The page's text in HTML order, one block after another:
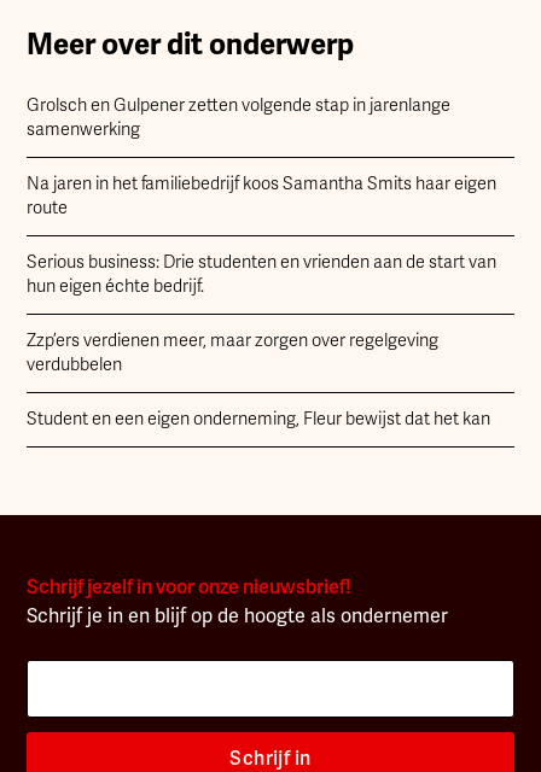
Meer over dit onderwerp
Grolsch en Gulpener zetten volgende stap in jarenlange
samenwerking
Na jaren in het familiebedrijf koos Samantha Smits haar eigen
route
Serious business: Drie studenten en vrienden aan de start van
hun eigen échte bedrijf.
Zzp’ers verdienen meer, maar zorgen over regelgeving
verdubbelen
Student en een eigen onderneming, Fleur bewijst dat het kan
Schrijf jezelf in voor onze nieuwsbrief!
Schrijf je in en blijf op de hoogte als ondernemer
Schrijf in